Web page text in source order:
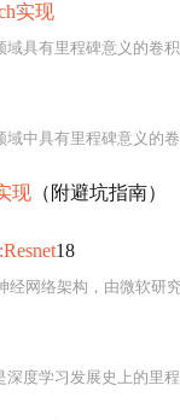
实现
解决了深层网络训练过程中普遍存在的梯度消失、退化（degradation）以及难以收敛等核心难
明等人于2015年在论文《Deep Residual
现 （附避坑指南）
:Resnet18
究院于2015年在论文《Deep
史上的里程碑式架构，由微软